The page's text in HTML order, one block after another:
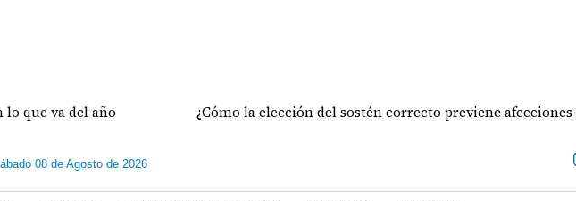
va del año ¿Cómo la elección del sostén correcto previene afecciones
08 de Agosto de 2026